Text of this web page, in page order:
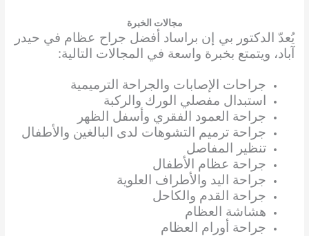
مجالات الخبرة
يُعدّ الدكتور بي إن براساد أفضل جراح عظام في حيدر
آباد، ويتمتع بخبرة واسعة في المجالات التالية:
جراحات الإصابات والجراحة الترميمية
استبدال مفصلي الورك والركبة
جراحة العمود الفقري وأسفل الظهر
جراحة ترميم التشوهات لدى البالغين والأطفال
تنظير المفاصل
جراحة عظام الأطفال
جراحة اليد والأطراف العلوية
جراحة القدم والكاحل
هشاشة العظام
جراحة أورام العظام